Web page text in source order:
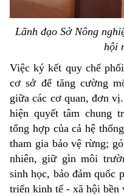
Lãnh đạo Sở Nông
hội
Việc ký kết quy chế
cơ sở để tăng cường
giữa các cơ quan, đơn
hiện quyết tâm chung
tổng hợp của cả hệ
tham gia bảo vệ rừng;
nhiên, giữ gìn môi
sinh học, bảo đảm quốc
triển kinh tế - xã hội bền